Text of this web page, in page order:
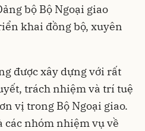
bộ Bộ Ngoại giao
khai đồng bộ, xuyên
được xây dựng với rất
trách nhiệm và trí tuệ
vị trong Bộ Ngoại giao.
các nhóm nhiệm vụ về